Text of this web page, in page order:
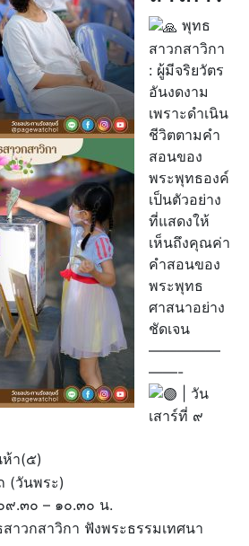
พุทธ
สาวกสาวิกา
: ผู้มีจริยวัตร
อันงดงาม
เพราะดำเนิน
ชีวิตตามคำ
สอนของ
พระพุทธองค์
เป็นตัวอย่าง
ที่แสดงให้
เห็นถึงคุณค่า
คำสอนของ
พระพุทธ
ศาสนาอย่าง
ชัดเจน
—————
——-
| วัน
เสาร์ที่ ๙
ห้า(๕)
(วันพระ)
๙.๓๐ – ๑๐.๓๐ น.
าวกสาวิกา ฟังพระธรรมเทศนา